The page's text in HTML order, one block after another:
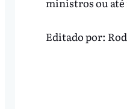
Editado por: